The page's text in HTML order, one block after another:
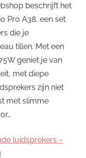
beschrijft het
Pro A38, een set
die je
tillen. Met een
geniet je van
met diepe
zijn niet
met slimme
luidsprekers –